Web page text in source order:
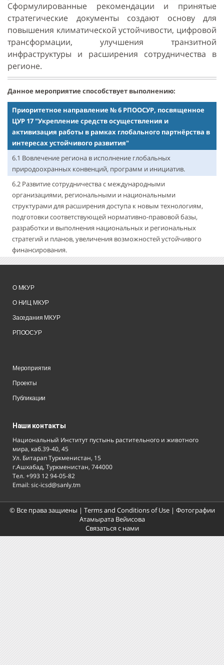
Сформулированные рекомендации и принятые
стратегические документы создают основу для
повышения климатической устойчивости, цифровой
трансформации, улучшения транзитной
инфраструктуры и расширения сотрудничества в
регионе.
Данное мероприятие способствует выполнению:
Приоритетное направление № 6 РПООСУР, посвященное
ЦУР 17 "Укрепление средств осуществления и
активизация работы в рамках глобального партнёрства в
интересах устойчивого развития"
6.1 Вовлечение региона в исполнение глобальных
природоохранных конвенций, программ и инициатив.
6.2 Развитие сотрудничества с международными
организациями, региональными и национальными
структурами для расширения доступа к новым технологиям,
подготовки соответствующей нормативно-правовой базы,
разработки и выполнения национальных и региональных
стратегий и планов, увеличения возможностей устойчивого
финансирования.
О МКУР
О НИЦ МКУР
Заседания МКУР
РПООСУР
Мероприятия
Проекты
Публикации
Наши контакты
Национальный Институт пустынь растительного и животного
мира, каб.39-40, 45
Ул. Битарап Туркменистан, 15
г.Ашхабад, Туркменистан, 744000
Тел. +993 12 94-05-82
Email: sic-icsd@sanly.tm
© Все права защиены | Terms and Conditions of Use| Фотографии
Атамырата Вейисова
Связаться с нами